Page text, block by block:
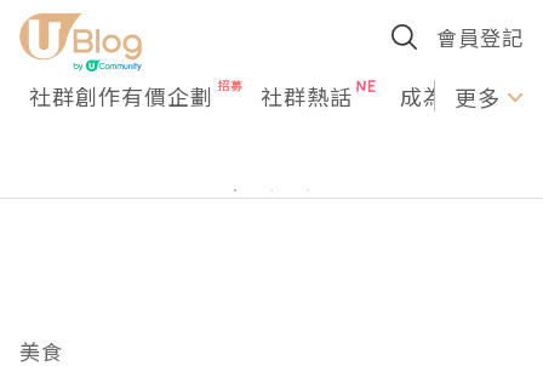
會員登記
社群創作有價企劃 社群熱話 成為U更多
美食